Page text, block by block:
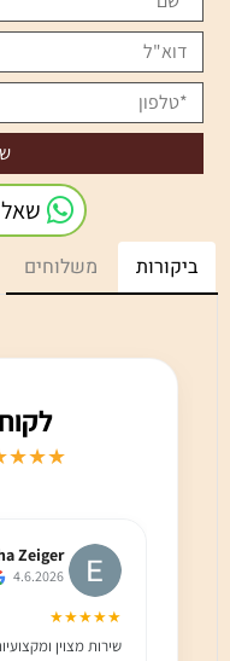
שאל
ביקורות משלוחים
Zeiger
4.6.2026
★★★★★
שירות מצוין